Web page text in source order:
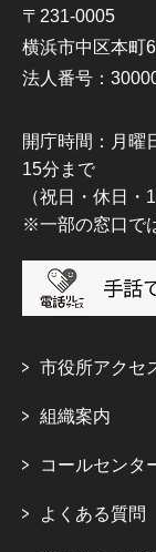
〒231-0005
横浜市中区本町
法人番号：
開庁時間：月曜
15分まで
（祝日・休日・
※一部の窓口で
市役所アクセ
組織案内
コールセンタ
よくある質問